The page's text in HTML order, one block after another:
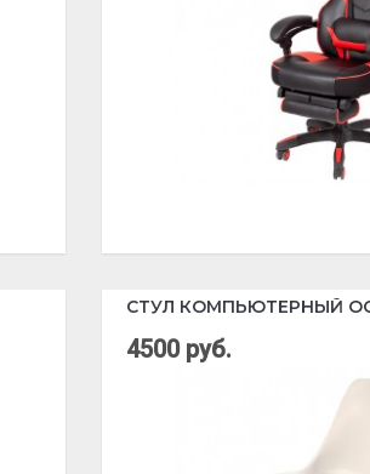
СТУЛ КОМПЬЮТЕРНЫЙ
4500 руб.